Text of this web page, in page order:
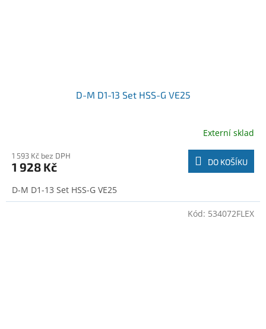
D-M D1-13 Set HSS-G VE25
Externí sklad
1 593 Kč bez DPH
1 928 Kč DO KOŠÍKU
D-M D1-13 Set HSS-G VE25
Kód: 534072FLEX